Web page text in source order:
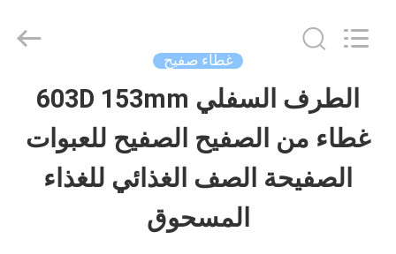
منتجات
METAL
Reserved.
غطاء صفيح
الطرف السفلي 603D 153mm
غطاء من الصفيح الصفيح للعبوات
الصفيحة الصف الغذائي للغذاء
المسحوق